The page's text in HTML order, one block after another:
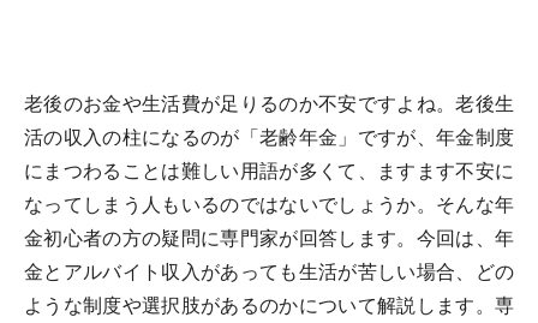
老後のお金や生活費が足りるのか不安ですよね。老後生
活の収入の柱になるのが「老齢年金」ですが、年金制度
にまつわることは難しい用語が多くて、ますます不安に
なってしまう人もいるのではないでしょうか。そんな年
金初心者の方の疑問に専門家が回答します。今回は、年
金とアルバイト収入があっても生活が苦しい場合、どの
ような制度や選択肢があるのかについて解説します。専